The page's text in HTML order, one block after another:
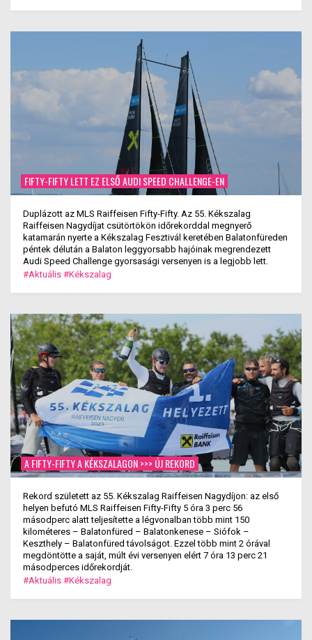
FIFTY-FIFTY LETT EZ ELSŐ AUDI SPEED CHALLENGE-EN
Duplázott az MLS Raiffeisen Fifty-Fifty. Az 55. Kékszalag
Raiffeisen Nagydíjat csütörtökön időrekorddal megnyerő
katamarán nyerte a Kékszalag Fesztivál keretében Balatonfüreden
péntek délután a Balaton leggyorsabb hajóinak megrendezett
Audi Speed Challenge gyorsasági versenyen is a legjobb lett.
#Aktuális #Kékszalag
A FIFTY-FIFTY A KÉKSZALAGON >>> ÚJ REKORD
Rekord született az 55. Kékszalag Raiffeisen Nagydíjon: az első
helyen befutó MLS Raiffeisen Fifty-Fifty 5 óra 3 perc 56
másodperc alatt teljesítette a légvonalban több mint 150
kilométeres – Balatonfüred – Balatonkenese – Siófok –
Keszthely – Balatonfüred távolságot. Ezzel több mint 2 órával
megdöntötte a saját, múlt évi versenyen elért 7 óra 13 perc 21
másodperces időrekordját.
#Aktuális #Kékszalag